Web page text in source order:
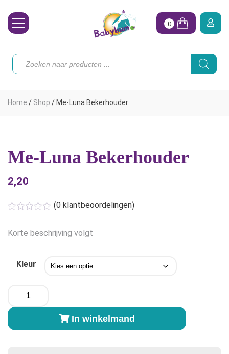
Toebehoren
Onze merken
Hoe begin ik?
0
Producten
zoeken
Home / Shop / Me-Luna Bekerhouder
Me-Luna Bekerhouder
2,20
(0 klantbeoordelingen)
Korte beschrijving volgt
Kleur
Bekerhouder
aantal
In winkelmand